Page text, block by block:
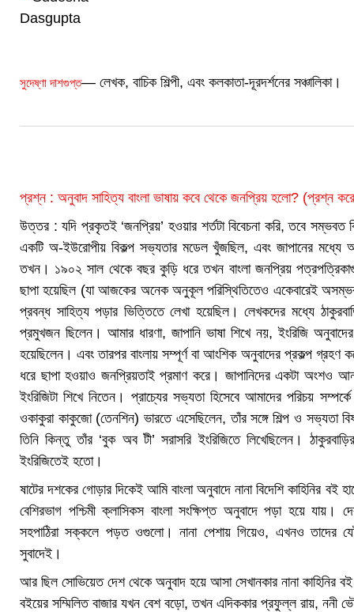
সুদেষ্ণা দাশগুপ্ত— লেখক, বাচিক শিল্পী, এবং কলকাতা-দূরদর্শনের সঞ্চালিকা।
প্রশ্ন : অনুবাদ সাহিত্য বাংলা ভাষায় কবে থেকে জনপ্রিয় হলো? (প্রশ্ন
উত্তর : যদি প্রকৃতই ‘জনপ্রিয়’ হওয়ার শর্তটা বিবেচনা করি, তবে সম্ভবত
একটি অ-ইউরোপীয় বিকল্প সভ্যতার মডেল খুঁজছিল, এবং জাপানের মধ্যে
তখন। ১৯০২ সাল থেকে বছর কুড়ি ধরে তখন বাংলা জনপ্রিয়
ছাপা হয়েছিল (যা আজকের অনেক অনুকূল পরিস্থিতিতেও একেবারেই
প্রবন্ধ সাহিত্য পড়ার ভিত্তিতে লেখা হয়েছিল। লেখকদের মধ্যে
প্রমুখজন ছিলেন। আমার ধারণা, জাপানি ভাষা শিখে নয়, ইংরিজি
হয়েছিলেন। এবং তারপর বাংলায় সম্পূর্ণ বা আংশিক অনুবাদের প্রকল্প
ধরে ছাপা হওয়াও জনপ্রিয়তাই প্রমাণ করে। জাপানিদের একটা অংশও
ইংরিজিটা শিখে নিতেন। প্রাচ্যের সভ্যতা হিসেবে আমাদের পরিচয়
ওকাকুরা কাকুজো (তেনশিন) ভারতে এসেছিলেন, তাঁর সঙ্গে শিল্প ও সভ্যতা
তিনি কিন্তু তাঁর ‘বুক অব টী’ সরাসরি ইংরিজিতে লিখেছিলেন।
ইংরিজিতেই হতো।
ষাটের দশকের গোড়ার দিকেই আমি বাংলা অনুবাদে নানা বিদেশি কাহিনির
বেশিরভাগ পশ্চিমী ক্লাসিকস বাংলা সংক্ষিপ্ত অনুবাদে পড়া হয়ে
সহপাঠিরা সক্কলে পড়ত ওগুলো। নানা পেশায় গিয়েও, এখনও তাদের
সুবাদেই।
আর ছিল সোভিয়েত দেশ থেকে অনুবাদ হয়ে আসা সেখানকার নানা কাহিনির
বইয়ের সম্মিলিত বাজার যখন বেশ বড়ো, তখন এদিককার প্রফুল্ল রায়, ননী